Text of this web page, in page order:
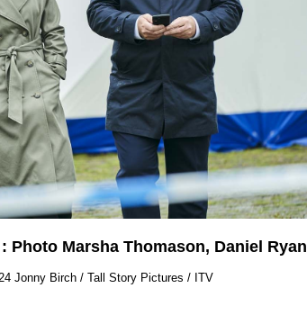
Photo Marsha Thomason, Daniel Ryan
Jonny Birch / Tall Story Pictures / ITV